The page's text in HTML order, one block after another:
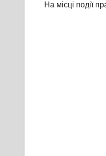
На місці події